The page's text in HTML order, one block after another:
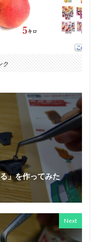
ク
る」を作ってみた
Next